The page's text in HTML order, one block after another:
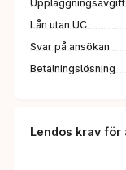
Uppläggningsavgift
Lån utan UC
Svar på ansökan
Betalningslösning
Lendos krav för